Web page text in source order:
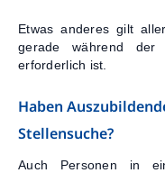
Etwas anderes gilt
gerade während der
erforderlich ist.
Haben
Stellensuche?
Auch Personen in